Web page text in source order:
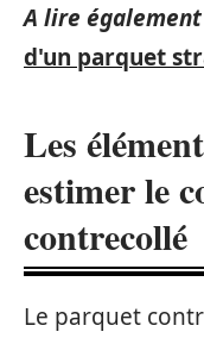
A lire
d'un parquet
Les
estimer le
contrecollé
Le parquet